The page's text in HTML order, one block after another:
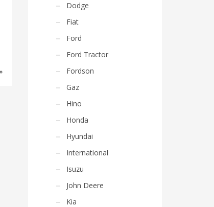
Dodge
Fiat
Ford
Ford Tractor
Fordson
Gaz
Hino
Honda
Hyundai
International
Isuzu
John Deere
Kia